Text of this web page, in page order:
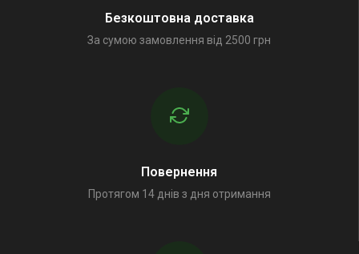
Безкоштовна доставка
За сумою замовлення від 2500 грн
Повернення
Протягом 14 днів з дня отримання